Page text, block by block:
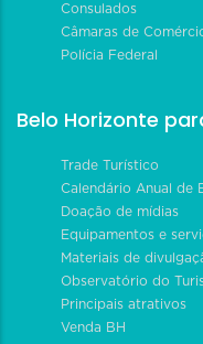
Consulados
Câmaras de
Polícia Federal
Belo Horizonte
Trade Turístico
Calendário Anual de
Doação de mídias
Equipamentos e
Materiais de
Observatório do
Principais atrativos
Venda BH